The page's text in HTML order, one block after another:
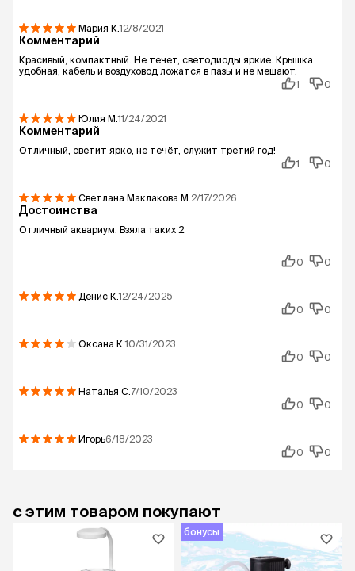
Мария К.12/8/2021
Комментарий
Красивый, компактный. Не течет, светодиоды яркие. Крышка
удобная, кабель и воздуховод ложатся в пазы и не мешают.
1
0
Юлия М.11/24/2021
Комментарий
Отличный, светит ярко, не течёт, служит третий год!
1
0
Светлана Маклакова М. 2/17/2026
Достоинства
Отличный аквариум. Взяла таких 2.
0 0
Денис К.12/24/2025
0
0
Оксана К.10/31/2023
0
0
Наталья С. 7/10/2023
0
0
Игорь6/18/2023
0
0
с этим товаром покупают
бонусы